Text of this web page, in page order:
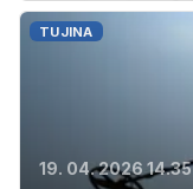
TUJINA
19. 04. 2026 14.35